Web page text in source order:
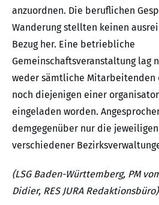
anzuordnen. Die beruflichen
Wanderung stellten keinen
Bezug her. Eine betriebliche
Gemeinschaftsveranstaltung lag
weder sämtliche Mitarbeitenden
noch diejenigen einer
eingeladen worden.
demgegenüber nur die
verschiedener
(LSG Baden-Württemberg, PM
Didier, RES JURA Redaktionsbüro)